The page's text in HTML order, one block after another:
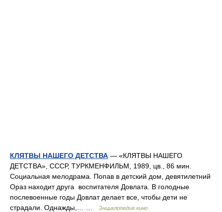
КЛЯТВЫ НАШЕГО ДЕТСТВА — «КЛЯТВЫ НАШЕГО
ДЕТСТВА», СССР, ТУРКМЕНФИЛЬМ, 1989, цв., 86 мин.
Социальная мелодрама. Попав в детский дом, девятилетний
Ораз находит друга воспитателя Довлата. В голодные
послевоенные годы Довлат делает все, чтобы дети не
страдали. Однажды,… …
Энциклопедия кино